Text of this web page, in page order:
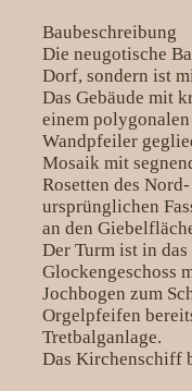
Baubeschreibung
Die neugotische
Dorf, sondern ist
Das Gebäude mit
einem
Wandpfeiler
Mosaik mit
Rosetten des
ursprünglichen
an den
Der Turm ist in
Glockengeschoss
Jochbogen zum
Orgelpfeifen
Tretbalganlage.
Das Kirchenschiff